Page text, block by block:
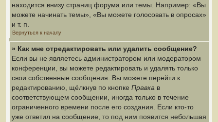
находится внизу страниц форума или темы. Например: «Вы
можете начинать темы», «Вы можете голосовать в опросах»
и т. п.
Вернуться к началу
» Как мне отредактировать или удалить сообщение?
Если вы не являетесь администратором или модератором
конференции, вы можете редактировать и удалять только
свои собственные сообщения. Вы можете перейти к
редактированию, щёлкнув по кнопке Правка в
соответствующем сообщении, иногда только в течение
ограниченного времени после его создания. Если кто-то
уже ответил на сообщение, то под ним появится небольшая